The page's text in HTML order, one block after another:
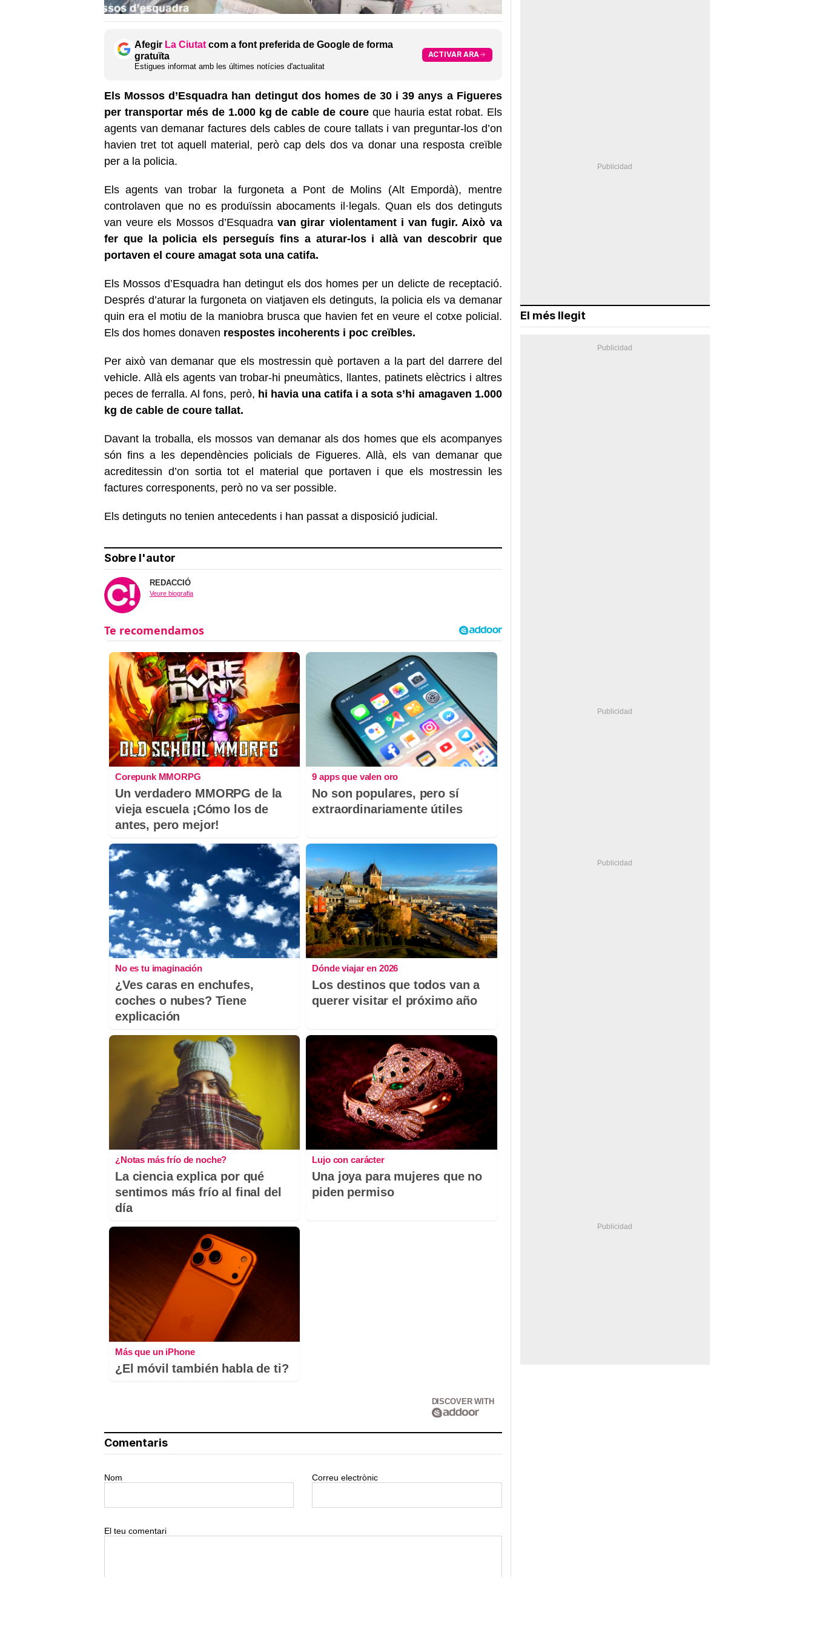
Afegir La Ciutat com a font preferida de Google de forma
gratuïta
Estigues informat amb les últimes notícies d'actualitat
ACTIVAR ARA
Els Mossos d’Esquadra han detingut dos homes de 30 i 39 anys a Figueres
per transportar més de 1.000 kg de cable de coure que hauria estat robat. Els
agents van demanar factures dels cables de coure tallats i van preguntar-los d’on
havien tret tot aquell material, però cap dels dos va donar una resposta creïble
per a la policia.
Els agents van trobar la furgoneta a Pont de Molins (Alt Empordà), mentre
controlaven que no es produïssin abocaments il·legals. Quan els dos detinguts
van veure els Mossos d’Esquadravan girar violentament i van fugir. Això va
fer que la policia els perseguís fins a aturar-los i allà van descobrir que
portaven el coure amagat sota una catifa.
Els Mossos d’Esquadra han detingut els dos homes per un delicte de receptació.
Després d’aturar la furgoneta on viatjaven els detinguts, la policia els va demanar
quin era el motiu de la maniobra brusca que havien fet en veure el cotxe policial.
Els dos homes donaven respostes incoherents i poc creïbles.
Per això van demanar que els mostressin què portaven a la part del darrere del
vehicle. Allà els agents van trobar-hi pneumàtics, llantes, patinets elèctrics i altres
peces de ferralla. Al fons, però, hi havia una catifa i a sota s’hi amagaven 1.000
kg de cable de coure tallat.
Davant la troballa, els mossos van demanar als dos homes que els acompanyes
són fins a les dependències policials de Figueres. Allà, els van demanar que
acreditessin d’on sortia tot el material que portaven i que els mostressin les
factures corresponents, però no va ser possible.
Els detinguts no tenien antecedents i han passat a disposició judicial.
Sobre l'autor
REDACCIÓ
Veure biografia
Corepunk MMORPG
Un verdadero MMORPG de la
vieja escuela ¡Cómo los de
antes, pero mejor!
9 apps que valen oro
No son populares, pero sí
extraordinariamente útiles
No es tu imaginación
¿Ves caras en enchufes,
coches o nubes? Tiene
explicación
Dónde viajar en 2026
Los destinos que todos van a
querer visitar el próximo año
¿Notas más frío de noche?
La ciencia explica por qué
sentimos más frío al final del
día
Lujo con carácter
Una joya para mujeres que no
piden permiso
Más que un iPhone
¿El móvil también habla de ti?
DISCOVER WITH
Comentaris
Nom Correu electrònic
El teu comentari
El més llegit